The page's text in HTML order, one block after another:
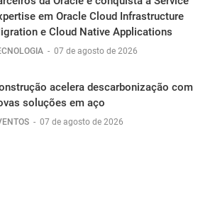
em Oracle Cloud Infrastructure
e Cloud Native Applications
- 07 de agosto de 2026
acelera descarbonização com
soluções em aço
- 07 de agosto de 2026